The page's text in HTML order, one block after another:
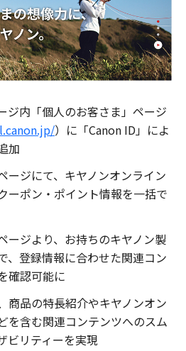
ジ内「個人のお客さま」ページ
）に「Canon ID」によ
加
ージにて、キヤノンオンライン
ーポン・ポイント情報を一括で
ージより、お持ちのキヤノン製
、登録情報に合わせた関連コン
確認可能に
商品の特長紹介やキヤノンオン
を含む関連コンテンツへのスム
ビリティーを実現